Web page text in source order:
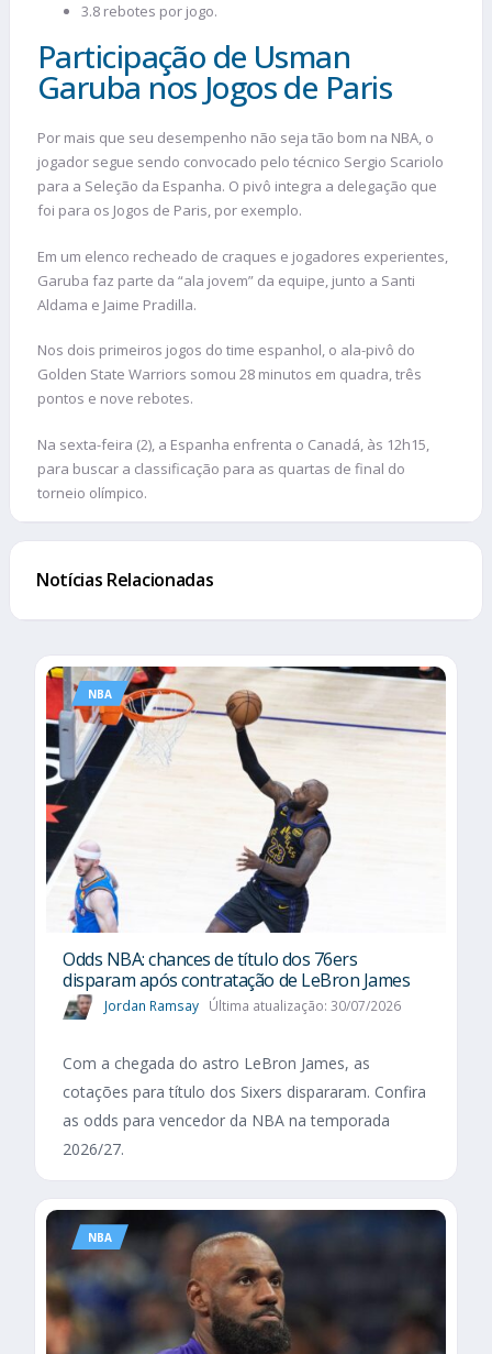
3.8 rebotes por jogo.
Participação de Usman
Garuba nos Jogos de Paris
Por mais que seu desempenho não seja tão bom na NBA, o
jogador segue sendo convocado pelo técnico Sergio Scariolo
para a Seleção da Espanha. O pivô integra a delegação que
foi para os Jogos de Paris, por exemplo.
Em um elenco recheado de craques e jogadores experientes,
Garuba faz parte da “ala jovem” da equipe, junto a Santi
Aldama e Jaime Pradilla.
Nos dois primeiros jogos do time espanhol, o ala-pivô do
Golden State Warriors somou 28 minutos em quadra, três
pontos e nove rebotes.
Na sexta-feira (2), a Espanha enfrenta o Canadá, às 12h15,
para buscar a classificação para as quartas de final do
torneio olímpico.
Notícias Relacionadas
NBA
Odds NBA: chances de título dos 76ers
disparam após contratação de LeBron James
Jordan Ramsay Última atualização: 30/07/2026
Com a chegada do astro LeBron James, as
cotações para título dos Sixers dispararam. Confira
as odds para vencedor da NBA na temporada
2026/27.
NBA